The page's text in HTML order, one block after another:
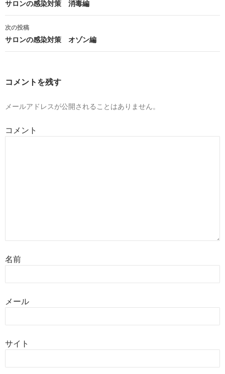
稿
ナ
ビ
ゲ
ー
ョ
ン
サロンの感染対策 消毒編
次の投稿
サロンの感染対策 オゾン編
コメントを残す
メールアドレスが公開されることはありません。
コメント
名前
メール
サイト